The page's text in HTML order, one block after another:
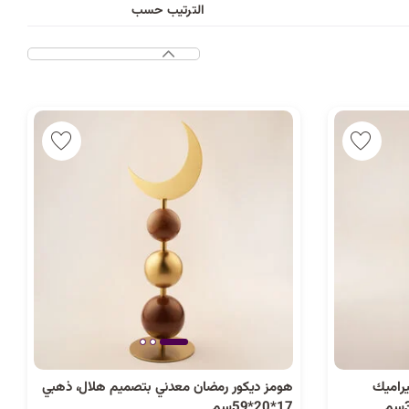
ك
م
ب
الترتيب حسب
هومز ديكور رمضان معدني بتصميم هلال، ذهبي